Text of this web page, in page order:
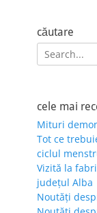
căutare
Search
for:
cele mai
Mituri
Tot ce
ciclul
Vizită la
județul Alba
Noutăți